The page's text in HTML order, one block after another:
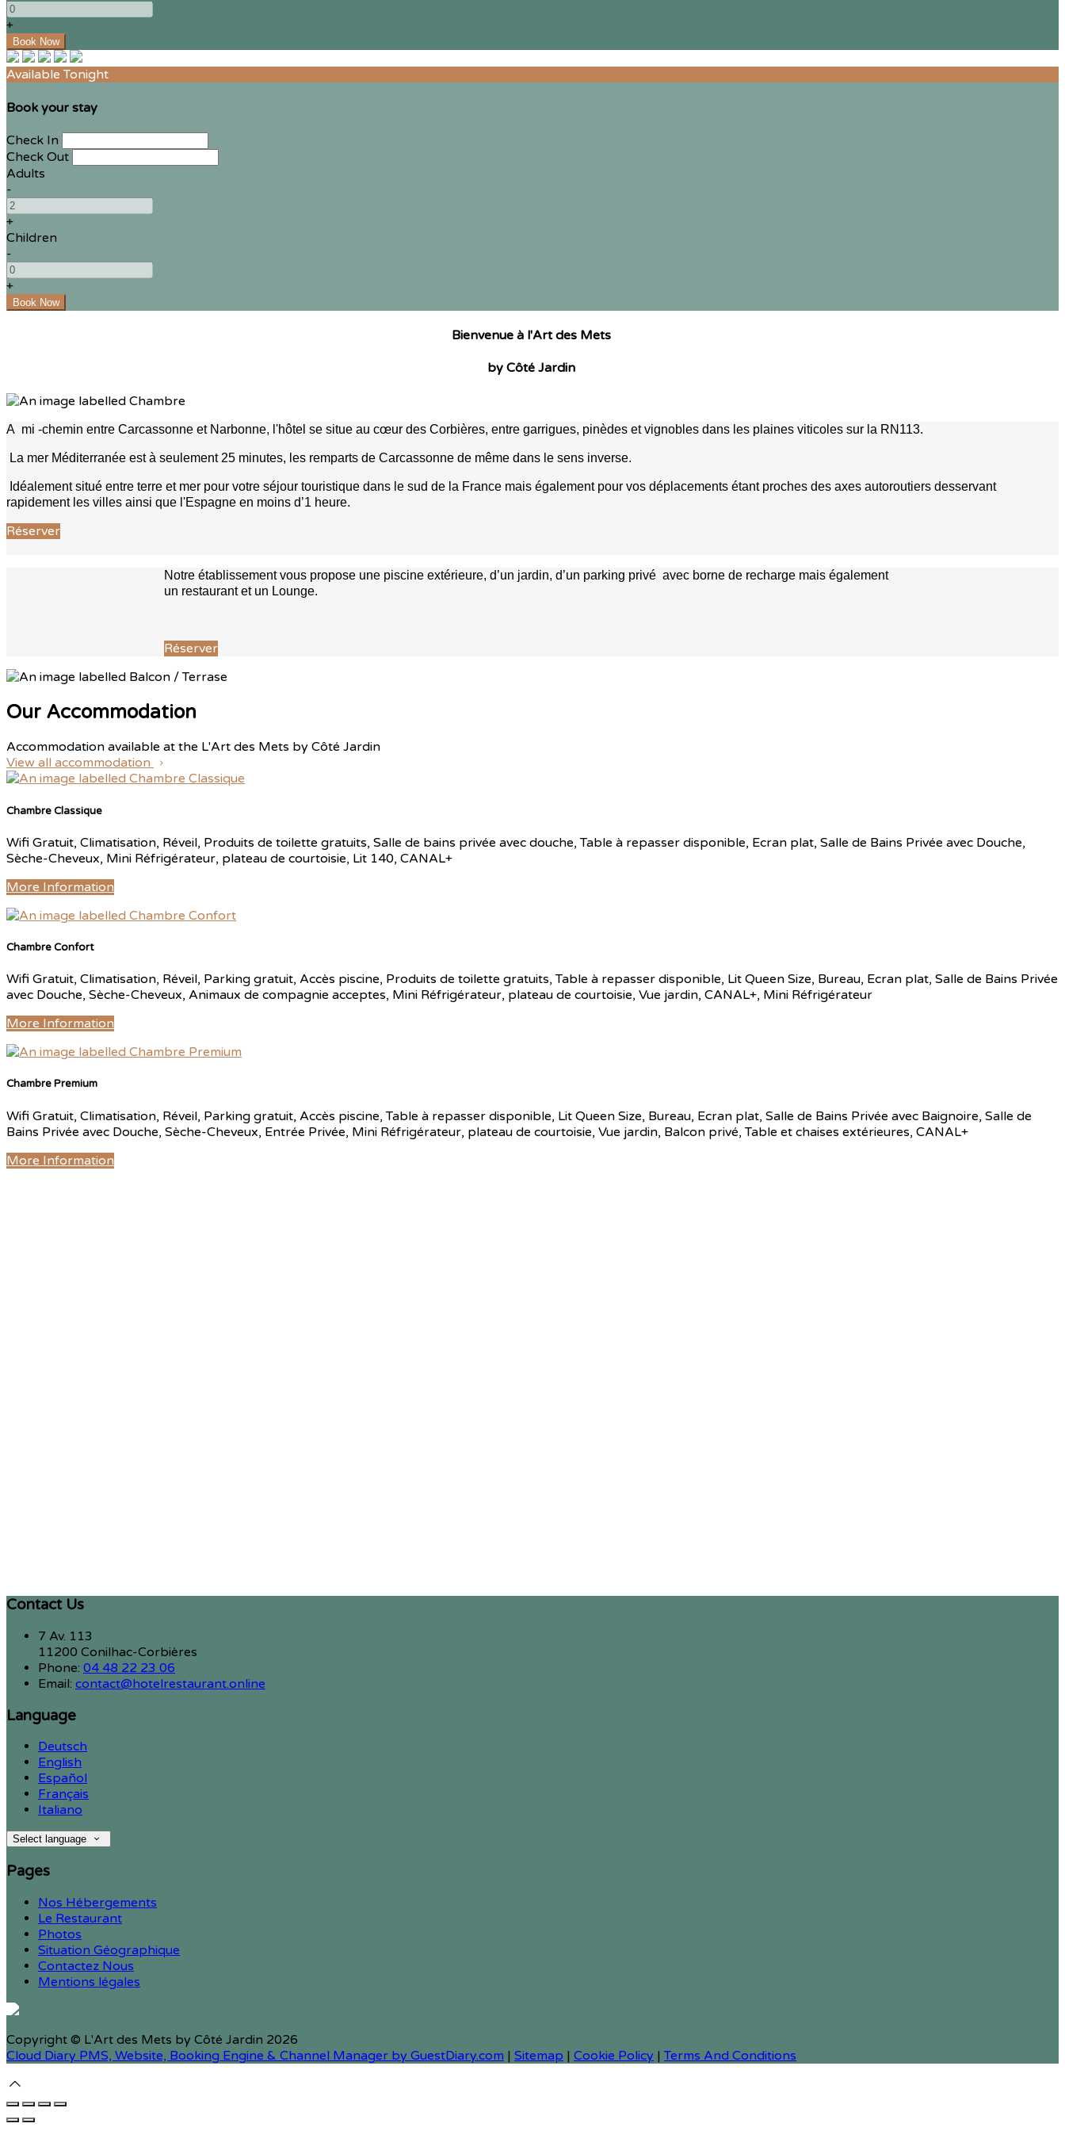
+
Available Tonight
Book your stay
Check In
Check Out
Adults
-
+
Children
-
+
Bienvenue à l'Art des Mets
by Côté Jardin
A mi -chemin entre Carcassonne et Narbonne, l'hôtel se situe au cœur des Corbières, entre garrigues, pinèdes et vignobles dans les plaines viticoles sur la RN113.
La mer Méditerranée est à seulement 25 minutes, les remparts de Carcassonne de même dans le sens inverse.
Idéalement situé entre terre et mer pour votre séjour touristique dans le sud de la France mais également pour vos déplacements étant proches des axes autoroutiers desservant
rapidement les villes ainsi que l'Espagne en moins d’1 heure.
Réserver
Notre établissement vous propose une piscine extérieure, d’un jardin, d’un parking privé avec borne de recharge mais également
un restaurant et un Lounge.
Réserver
Our Accommodation
Accommodation available at the L'Art des Mets by Côté Jardin
View all accommodation
Chambre Classique
Wifi Gratuit, Climatisation, Réveil, Produits de toilette gratuits, Salle de bains privée avec douche, Table à repasser disponible, Ecran plat, Salle de Bains Privée avec Douche,
Sèche-Cheveux, Mini Réfrigérateur, plateau de courtoisie, Lit 140, CANAL+
More Information
Chambre Confort
Wifi Gratuit, Climatisation, Réveil, Parking gratuit, Accès piscine, Produits de toilette gratuits, Table à repasser disponible, Lit Queen Size, Bureau, Ecran plat, Salle de Bains Privée
avec Douche, Sèche-Cheveux, Animaux de compagnie acceptes, Mini Réfrigérateur, plateau de courtoisie, Vue jardin, CANAL+, Mini Réfrigérateur
More Information
Chambre Premium
Wifi Gratuit, Climatisation, Réveil, Parking gratuit, Accès piscine, Table à repasser disponible, Lit Queen Size, Bureau, Ecran plat, Salle de Bains Privée avec Baignoire, Salle de
Bains Privée avec Douche, Sèche-Cheveux, Entrée Privée, Mini Réfrigérateur, plateau de courtoisie, Vue jardin, Balcon privé, Table et chaises extérieures, CANAL+
More Information
Contact Us
7 Av. 113
11200 Conilhac-Corbières
Phone: 04 48 22 23 06
Email: contact@hotelrestaurant.online
Language
Deutsch
English
Español
Français
Italiano
Select language
Pages
Nos Hébergements
Le Restaurant
Photos
Situation Géographique
Contactez Nous
Mentions légales
Copyright © L'Art des Mets by Côté Jardin 2026
Cloud Diary PMS, Website, Booking Engine & Channel Manager by GuestDiary.com | Sitemap | Cookie Policy | Terms And Conditions